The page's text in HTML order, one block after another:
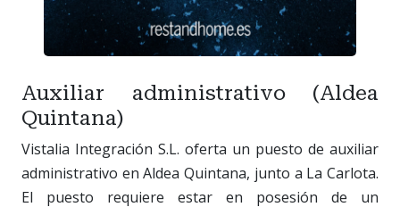
Auxiliar administrativo (Aldea
Quintana)
Vistalia Integración S.L. oferta un puesto de auxiliar
administrativo en Aldea Quintana, junto a La Carlota.
El puesto requiere estar en posesión de un